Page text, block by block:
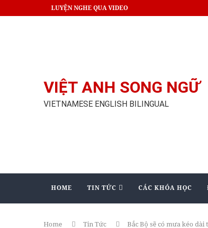
LUYỆN NGHE QUA VIDEO
VIỆT ANH SONG NGỮ
VIETNAMESE ENGLISH BILINGUAL
HOME TIN TỨC CÁC KHÓA HỌC
Home Tin Tức Bắc Bộ sẽ có mưa kéo